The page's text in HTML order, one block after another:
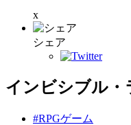
x
シェア
インビシブル・
#RPGゲーム